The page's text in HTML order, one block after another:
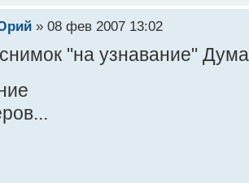
» 08 фев 2007 13:02
"на узнавание"